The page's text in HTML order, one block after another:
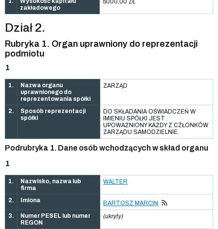
zakładowego
Dział 2.
Rubryka 1. Organ uprawniony do reprezentacji
podmiotu
1
1.
Nazwa organu
uprawnionego do
reprezentowania spółki
ZARZĄD
2.
Sposób reprezentacji
spółki
DO SKŁADANIA OŚWIADCZEŃ W
IMIENIU SPÓŁKI JEST
UPOWAŻNIONY KAŻDY Z CZŁONKÓW
ZARZĄDU SAMODZIELNIE.
Podrubryka 1. Dane osób wchodzących w skład organu
1
1.
Nazwisko, nazwa lub
firma
WALTER
2. Imiona
BARTOSZ MARCIN
3.
Numer PESEL lub numer
REGON
(ukryty)